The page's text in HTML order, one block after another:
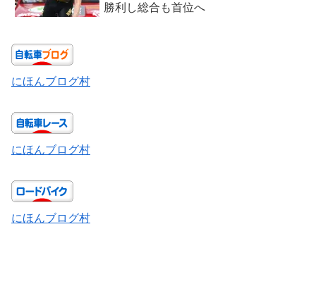
勝利し総合も首位へ
にほんブログ村
にほんブログ村
にほんブログ村